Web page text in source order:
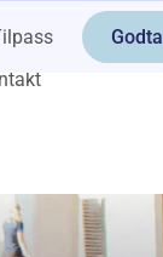
Godta